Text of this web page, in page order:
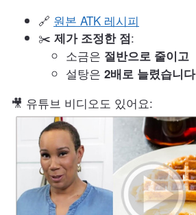
🔗 원본 ATK 레시피
✂️ 제가 조정한 점:
소금은 절반으로 줄이고
설탕은 2배로 늘렸습니다
🎥 유튜브 비디오도 있어요: